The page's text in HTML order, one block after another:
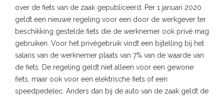
over de fiets van de zaak gepubliceerd. Per 1 januari 2020
geldt een nieuwe regeling voor een door de werkgever ter
beschikking gestelde fiets die de werknemer ook privé mag
gebruiken. Voor het privégebruik vindt een bijtelling bij het
salaris van de werknemer plaats van 7% van de waarde van
de fiets. De regeling geldt niet alleen voor een gewone
fiets, maar ook voor een elektrische fiets of een
speedpedelec. Anders dan bij de auto van de zaak geldt de